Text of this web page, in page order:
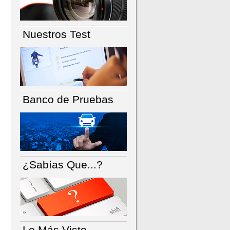
Nuestros Test
Banco de Pruebas
¿Sabías Que...?